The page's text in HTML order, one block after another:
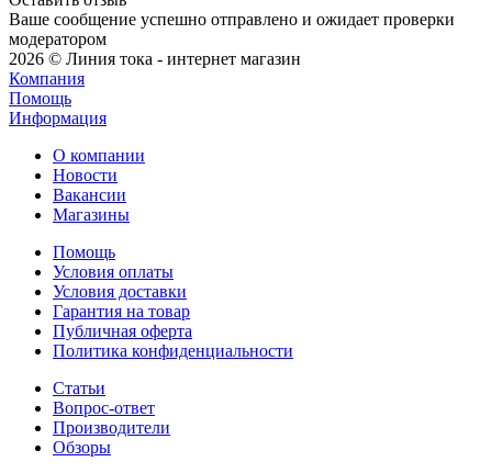
Ваше сообщение успешно отправлено и ожидает проверки
модератором
2026 © Линия тока - интернет магазин
Компания
Помощь
Информация
О компании
Новости
Вакансии
Магазины
Помощь
Условия оплаты
Условия доставки
Гарантия на товар
Публичная оферта
Политика конфиденциальности
Статьи
Вопрос-ответ
Производители
Обзоры